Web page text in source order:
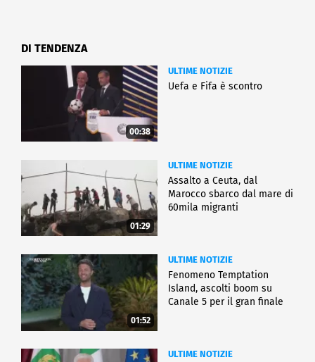
DI TENDENZA
00:38
ULTIME NOTIZIE
Uefa e Fifa è scontro
01:29
ULTIME NOTIZIE
Assalto a Ceuta, dal
Marocco sbarco dal mare di
60mila migranti
01:52
ULTIME NOTIZIE
Fenomeno Temptation
Island, ascolti boom su
Canale 5 per il gran finale
ULTIME NOTIZIE